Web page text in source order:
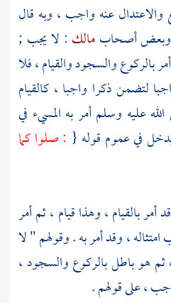
أصحابمالك : لا يجب ;
أمر بالركوع والسجود والقيام ، فلا
لتضمن ذكرا واجبا ، كالقيام
عليه وسلم أمر به المسيء في
في عموم قوله { : صلوا كما
أمر بالقيام ، وهذا قيام ، ثم أمر
، وقد أمر به . وقولهم " لا
هو باطل بالركوع والسجود ،
، على قولهم .